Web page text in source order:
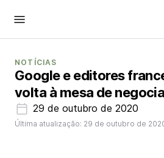
NOTÍCIAS
Google e editores
volta à mesa de
29 de outubro de 2020
Última atualização: 29 de outubro de